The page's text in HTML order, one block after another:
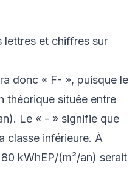
lettres et chiffres sur
donc « F- », puisque le
théorique située entre
Le « - » signifie que
classe inférieure. À
kWhEP/(m²/an) serait